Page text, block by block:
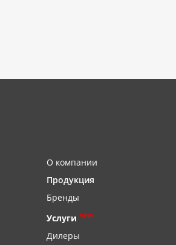
О компании
Продукция
Бренды
Услуги new
Дилеры